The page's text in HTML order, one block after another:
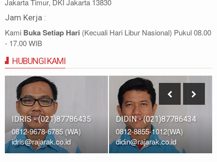
Jakarta Timur, DKI Jakarta 13830
Jam Kerja :
Kami Buka Setiap Hari (Kecuali Hari Libur Nasional) Pukul 08.00
- 17.00 WIB
HUBUNGI KAMI
IDRIS - (021)87786435
0812-9678-6785 (WA)
idris@rajarak.co.id
DIDIN - (021)87786434
0812-8855-1012(WA)
didin@rajarak.co.id